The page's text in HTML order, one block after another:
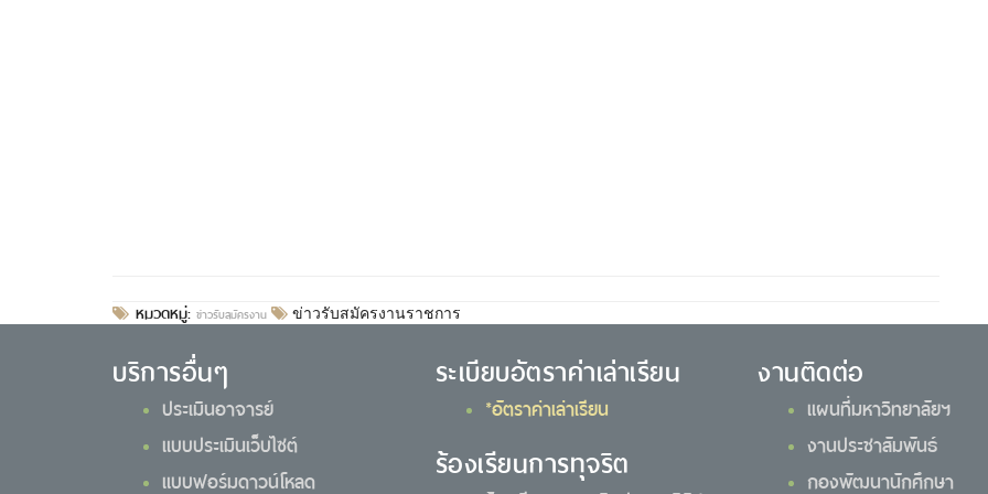
หมวดหมู่: ข่าวรับสมัครงาน ข่าวรับสมัครงานราชการ
บริการอื่นๆ
ประเมินอาจารย์
แบบประเมินเว็บไซต์
แบบฟอร์มดาวน์โหลด
ระเบียบอัตราค่าเล่าเรียน
*อัตราค่าเล่าเรียน
ร้องเรียนการทุจริต
งานติดต่อ
แผนที่มหาวิทยาลัยฯ
งานประชาสัมพันธ์
กองพัฒนานักศึกษา